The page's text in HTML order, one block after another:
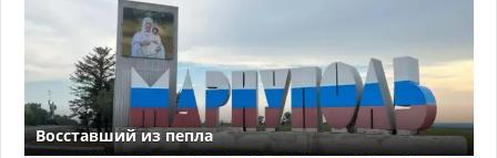
Восставший из пепла